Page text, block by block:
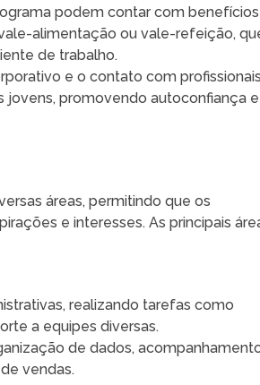
podem contar com benefícios
alimentação ou vale-refeição,
de trabalho.
e o contato com
promovendo autoconfiança e
áreas, permitindo que os
e interesses. As principais
realizando tarefas como
a equipes diversas.
de dados,
vendas.